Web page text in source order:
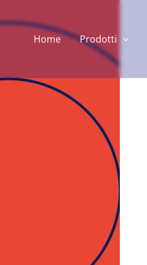
Home Prodotti